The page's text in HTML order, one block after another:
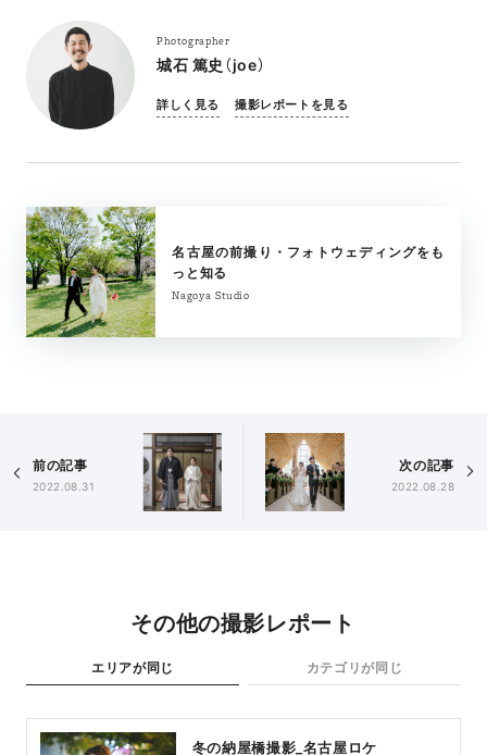
Photographer
城石 篤史（joe）
詳しく見る 撮影レポートを見る
名古屋の前撮り・フォトウェディングをも
っと知る
Nagoya Studio
前の記事
2022.08.31
次の記事
2022.08.28
その他の撮影レポート
エリアが同じ カテゴリが同じ
冬の納屋橋撮影_名古屋ロケ